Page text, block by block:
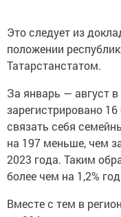
Это следует из
положении
Татарстанстатом.
За январь — август
зарегистрировано
связать себя
на 197 меньше, чем
2023 года. Таким
более чем на 1,2%
Вместе с тем в